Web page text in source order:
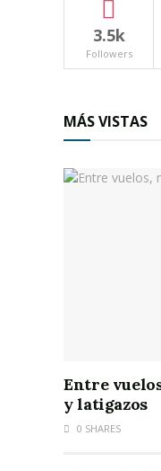
3.5k
Followers
MÁS VISTAS
Entre
y latigazos
0 SHARES